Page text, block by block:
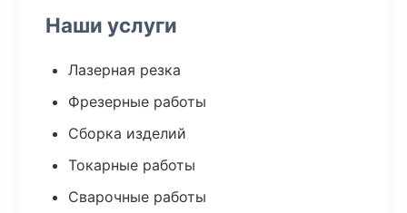
Наши услуги
Лазерная резка
Фрезерные работы
Сборка изделий
Токарные работы
Сварочные работы